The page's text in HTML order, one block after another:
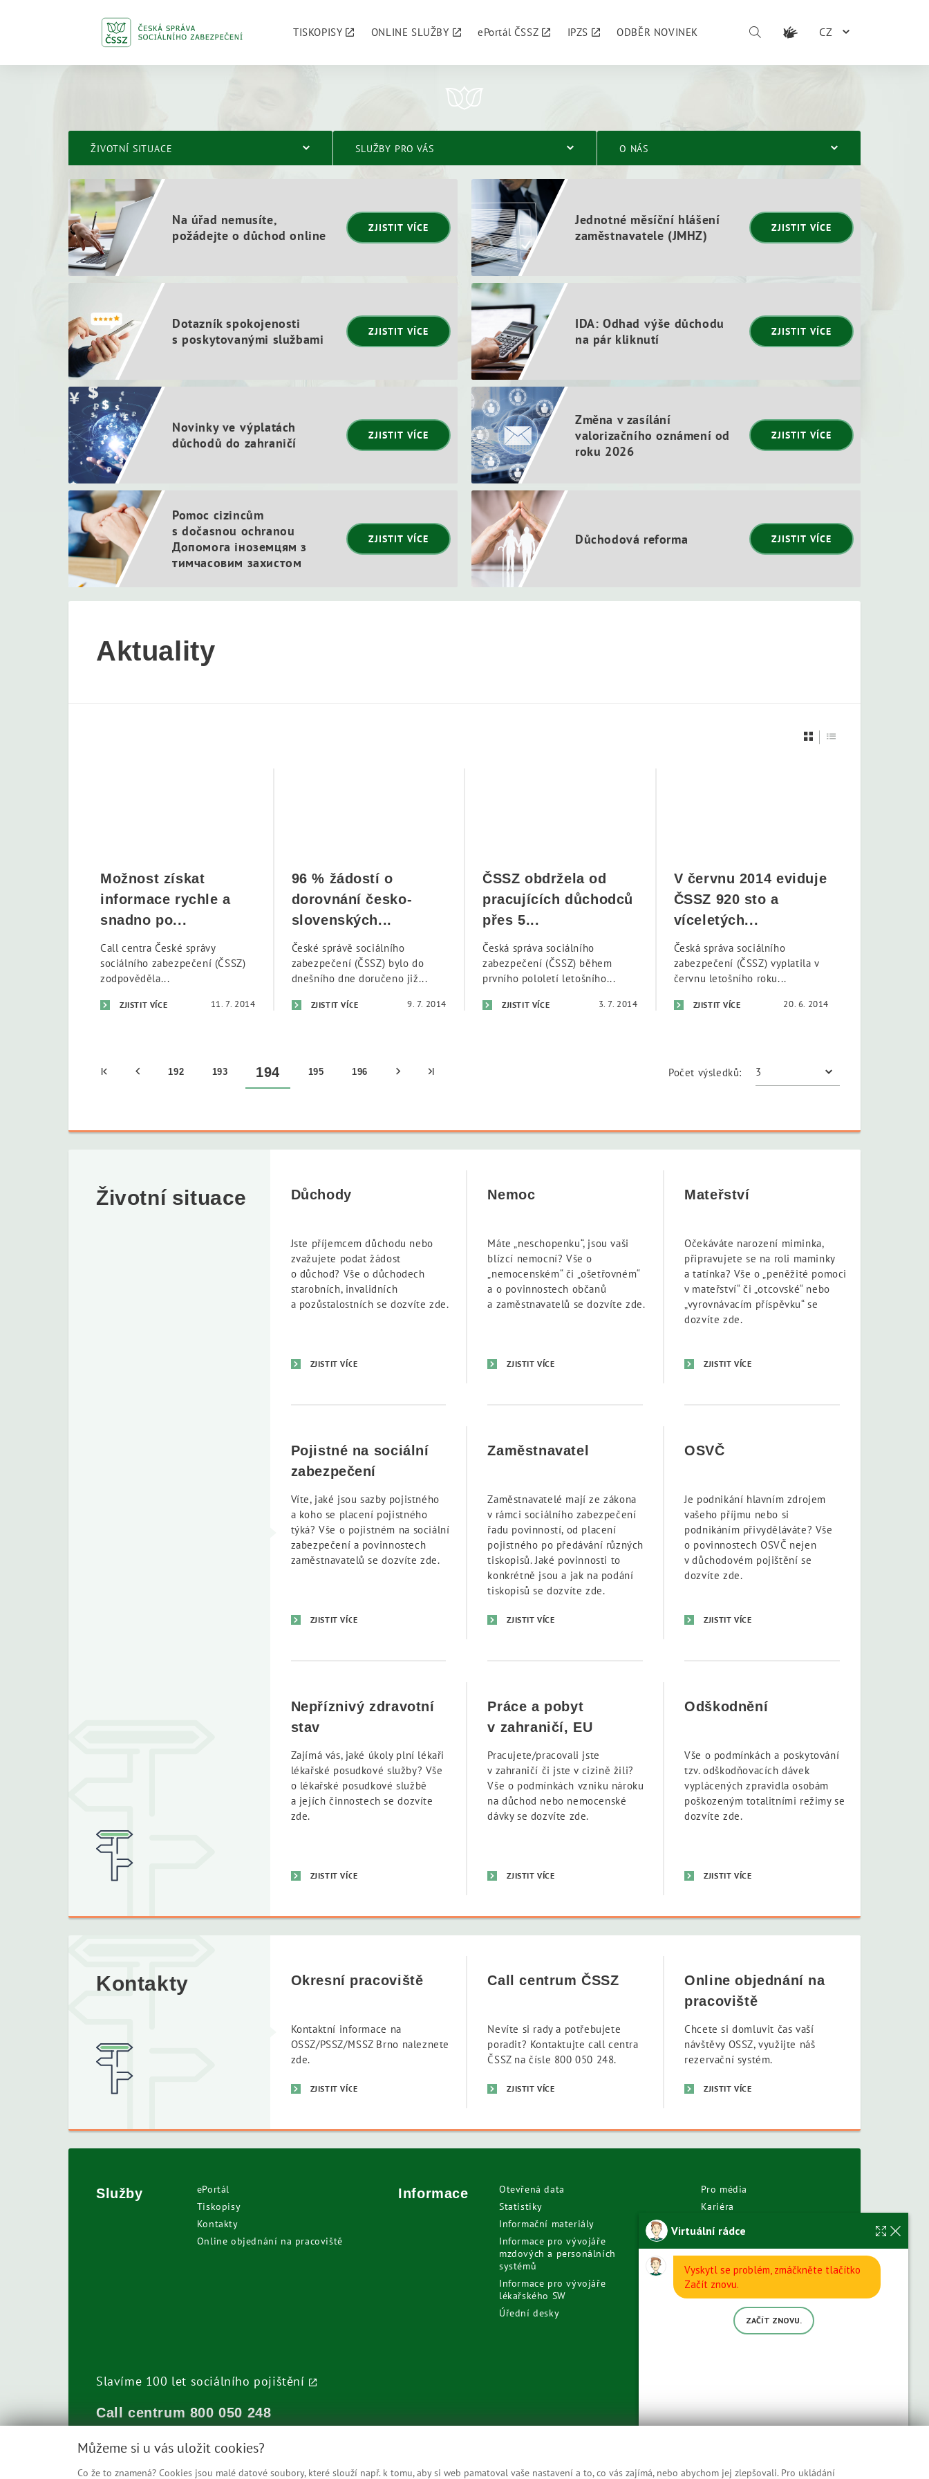
TISKOPISY ONLINE SLUŽBY ePortál ČSSZ IPZS ODBĚR NOVINEK CZ
ŽIVOTNÍ SITUACE SLUŽBY PRO VÁS O NÁS
Na úřad nemusíte,
požádejte o důchod online
ZJISTIT VÍCE
Jednotné měsíční hlášení
zaměstnavatele (JMHZ)
ZJISTIT VÍCE
Dotazník spokojenosti
s poskytovanými službami
ZJISTIT VÍCE
IDA: Odhad výše důchodu
na pár kliknutí
ZJISTIT VÍCE
Novinky ve výplatách
důchodů do zahraničí
ZJISTIT VÍCE
Změna v zasílání
valorizačního oznámení od
roku 2026
ZJISTIT VÍCE
Pomoc cizincům
s dočasnou ochranou
Допомога іноземцям з
тимчасовим захистом
ZJISTIT VÍCE Důchodová reforma ZJISTIT VÍCE
Aktuality
Možnost získat
informace rychle a
snadno po...
Call centra České správy
sociálního zabezpečení (ČSSZ)
zodpověděla...
ZJISTIT VÍCE 11. 7. 2014
96 % žádostí o
dorovnání česko-
slovenských...
České správě sociálního
zabezpečení (ČSSZ) bylo do
dnešního dne doručeno již...
ZJISTIT VÍCE 9. 7. 2014
ČSSZ obdržela od
pracujících důchodců
přes 5...
Česká správa sociálního
zabezpečení (ČSSZ) během
prvního pololetí letošního...
ZJISTIT VÍCE 3. 7. 2014
V červnu 2014 eviduje
ČSSZ 920 sto a
víceletých...
Česká správa sociálního
zabezpečení (ČSSZ) vyplatila v
červnu letošního roku...
ZJISTIT VÍCE 20. 6. 2014
192 193 194 195 196 Počet výsledků:
Životní situace Důchody
Jste příjemcem důchodu nebo
zvažujete podat žádost
o důchod? Vše o důchodech
starobních, invalidních
a pozůstalostních se dozvíte zde.
ZJISTIT VÍCE
Nemoc
Máte „neschopenku“, jsou vaši
blízcí nemocní? Vše o
„nemocenském“ či „ošetřovném“
a o povinnostech občanů
a zaměstnavatelů se dozvíte zde.
ZJISTIT VÍCE
Mateřství
Očekáváte narození miminka,
připravujete se na roli maminky
a tatínka? Vše o „peněžité pomoci
v mateřství“ či „otcovské“ nebo
„vyrovnávacím příspěvku“ se
dozvíte zde.
ZJISTIT VÍCE
Pojistné na sociální
zabezpečení
Víte, jaké jsou sazby pojistného
a koho se placení pojistného
týká? Vše o pojistném na sociální
zabezpečení a povinnostech
zaměstnavatelů se dozvíte zde.
ZJISTIT VÍCE
Zaměstnavatel
Zaměstnavatelé mají ze zákona
v rámci sociálního zabezpečení
řadu povinností, od placení
pojistného po předávání různých
tiskopisů. Jaké povinnosti to
konkrétně jsou a jak na podání
tiskopisů se dozvíte zde.
ZJISTIT VÍCE
OSVČ
Je podnikání hlavním zdrojem
vašeho příjmu nebo si
podnikáním přivyděláváte? Vše
o povinnostech OSVČ nejen
v důchodovém pojištění se
dozvíte zde.
ZJISTIT VÍCE
Nepříznivý zdravotní
stav
Zajímá vás, jaké úkoly plní lékaři
lékařské posudkové služby? Vše
o lékařské posudkové službě
a jejích činnostech se dozvíte
zde.
ZJISTIT VÍCE
Práce a pobyt
v zahraničí, EU
Pracujete/pracovali jste
v zahraničí či jste v cizině žili?
Vše o podmínkách vzniku nároku
na důchod nebo nemocenské
dávky se dozvíte zde.
ZJISTIT VÍCE
Odškodnění
Vše o podmínkách a poskytování
tzv. odškodňovacích dávek
vyplácených zpravidla osobám
poškozeným totalitními režimy se
dozvíte zde.
ZJISTIT VÍCE
Kontakty Okresní pracoviště
Kontaktní informace na
OSSZ/PSSZ/MSSZ Brno naleznete
zde.
ZJISTIT VÍCE
Call centrum ČSSZ
Nevíte si rady a potřebujete
poradit? Kontaktujte call centra
ČSSZ na čísle 800 050 248.
ZJISTIT VÍCE
Online objednání na
pracoviště
Chcete si domluvit čas vaší
návštěvy OSSZ, využijte náš
rezervační systém.
ZJISTIT VÍCE
Služby
ePortál
Tiskopisy
Kontakty
Online objednání na pracoviště
Informace
Otevřená data
Statistiky
Informační materiály
Informace pro vývojáře
mzdových a personálních
systémů
Informace pro vývojáře
lékařského SW
Úřední desky
Pro média
Kariéra
Slavíme 100 let sociálního pojištění
Call centrum 800 050 248
Virtuální rádce
Vyskytl se problém, zmáčkněte tlačítko
Začít znovu.
ZAČÍT ZNOVU.
Můžeme si u vás uložit cookies?
Co že to znamená? Cookies jsou malé datové soubory, které slouží např. k tomu, aby si web pamatoval vaše nastavení a to, co vás zajímá, nebo abychom jej zlepšovali. Pro ukládání